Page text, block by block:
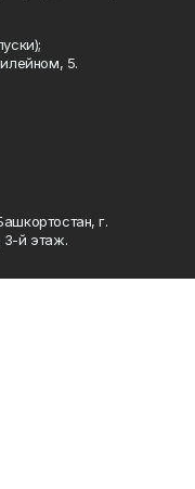
5.
г.
3-й этаж.